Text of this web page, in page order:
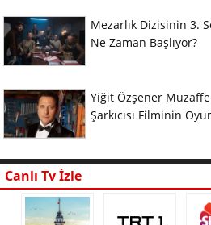
Mezarlık Dizisinin 3.
Ne Zaman Başlıyor?
Yiğit Özşener
Şarkıcısı Filminin
Canlı Tv İzle